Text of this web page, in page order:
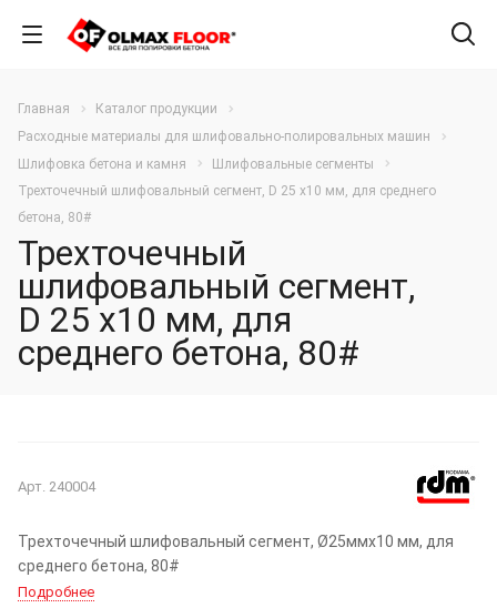
Главная
Каталог продукции
Расходные материалы для шлифовально-полировальных машин
Шлифовка бетона и камня
Шлифовальные сегменты
Трехточечный шлифовальный сегмент, D 25 х10 мм, для среднего
бетона, 80#
Трехточечный
шлифовальный сегмент,
D 25 х10 мм, для
среднего бетона, 80#
Арт. 240004
Трехточечный шлифовальный сегмент, Ø25ммх10 мм, для
среднего бетона, 80#
Подробнее